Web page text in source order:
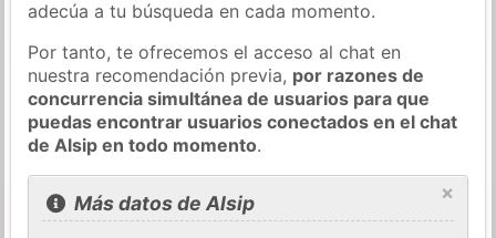
adecúa a tu búsqueda en cada momento.
Por tanto, te ofrecemos el acceso al chat en
nuestra recomendación previa, por razones de
concurrencia simultánea de usuarios para que
puedas encontrar usuarios conectados en el chat
de Alsip en todo momento.
×
Más datos de Alsip